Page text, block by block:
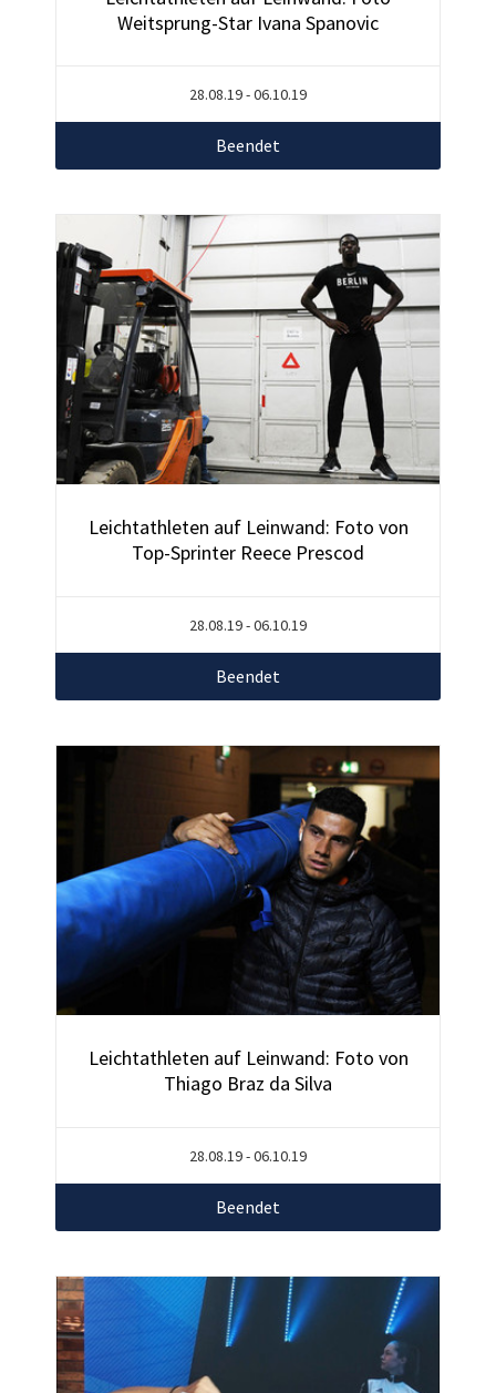
Weitsprung-Star Ivana Spanovic
28.08.19 - 06.10.19
Beendet
Leichtathleten auf Leinwand: Foto von
Top-Sprinter Reece Prescod
28.08.19 - 06.10.19
Beendet
Leichtathleten auf Leinwand: Foto von
Thiago Braz da Silva
28.08.19 - 06.10.19
Beendet